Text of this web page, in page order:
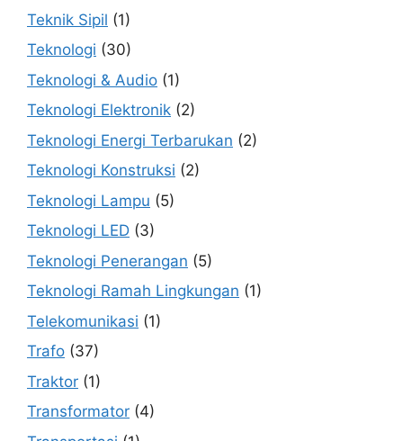
Teknik Sipil (1)
Teknologi (30)
Teknologi & Audio (1)
Teknologi Elektronik (2)
Teknologi Energi Terbarukan (2)
Teknologi Konstruksi (2)
Teknologi Lampu (5)
Teknologi LED (3)
Teknologi Penerangan (5)
Teknologi Ramah Lingkungan (1)
Telekomunikasi (1)
Trafo (37)
Traktor (1)
Transformator (4)